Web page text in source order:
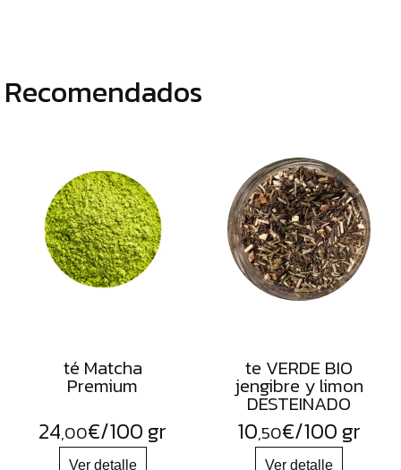
Recomendados
té Matcha
Premium
24,00€/100 gr
te VERDE BIO
jengibre y limon
DESTEINADO
10,50€/100 gr